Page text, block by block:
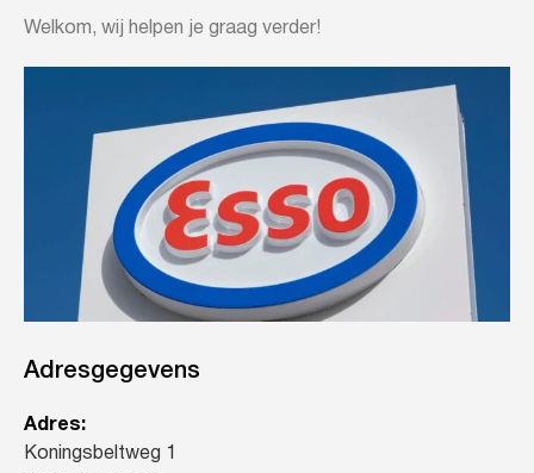
Welkom, wij helpen je graag verder!
Adresgegevens
Adres:
Koningsbeltweg 1